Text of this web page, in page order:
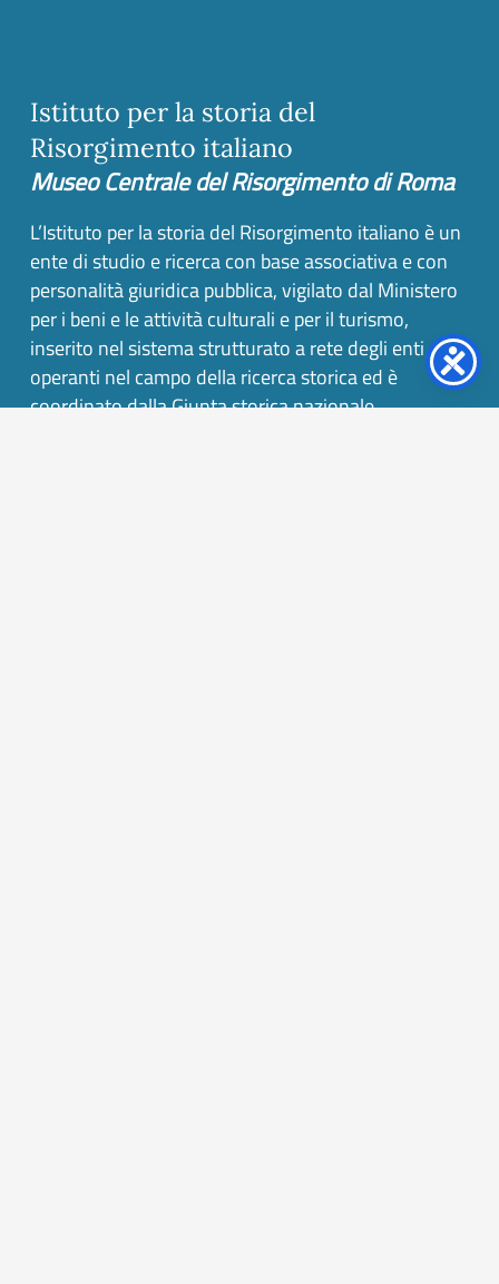
Istituto per la storia del
Risorgimento italiano
Museo Centrale del Risorgimento di Roma
L’Istituto per la storia del Risorgimento italiano è un
ente di studio e ricerca con base associativa e con
personalità giuridica pubblica, vigilato dal Ministero
per i beni e le attività culturali e per il turismo,
inserito nel sistema strutturato a rete degli enti
operanti nel campo della ricerca storica ed è
coordinato dalla Giunta storica nazionale.